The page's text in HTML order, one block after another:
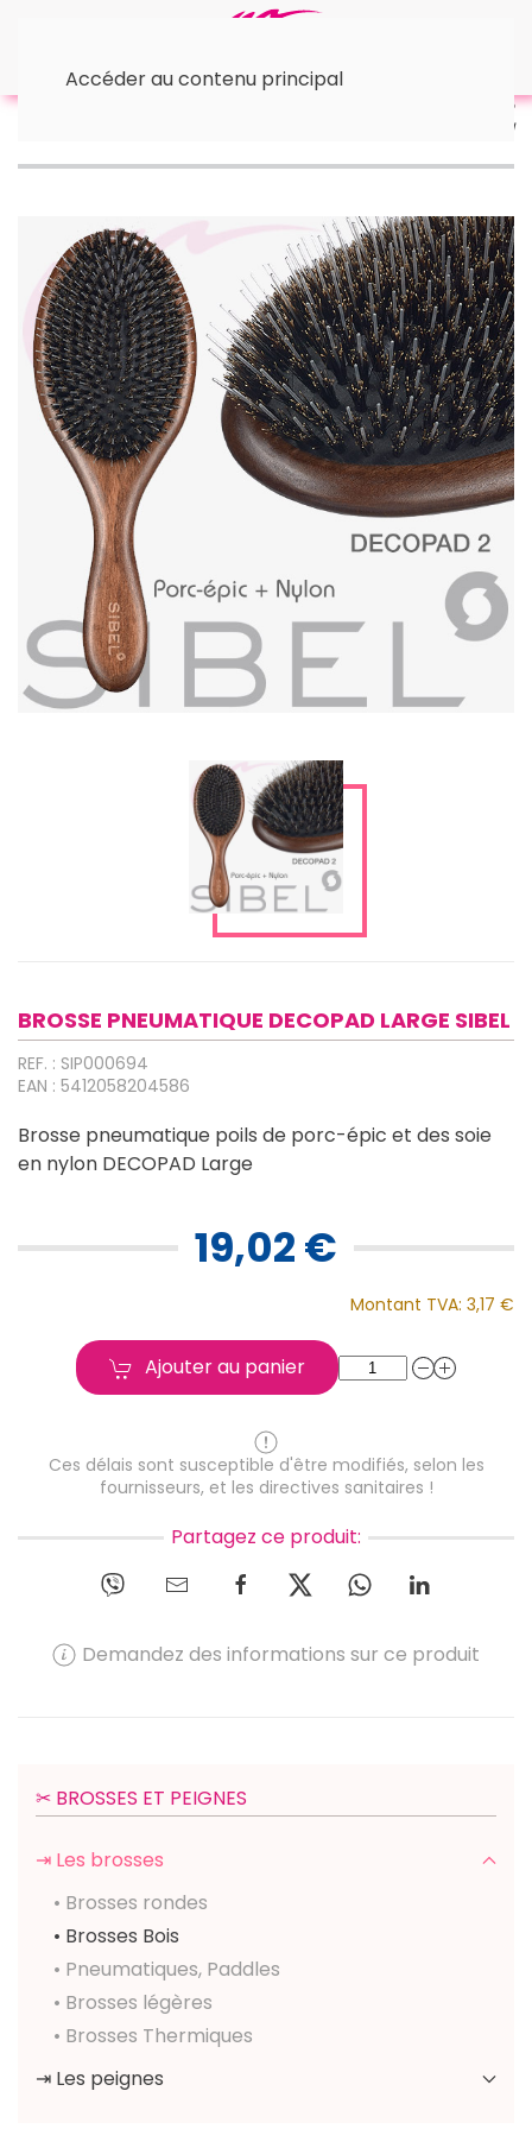
Accéder au contenu principal
BROSSE PNEUMATIQUE DECOPAD LARGE SIBEL
REF. : SIP000694
EAN : 5412058204586
Brosse pneumatique poils de porc-épic et des soie
en nylon DECOPAD Large
19,02 €
Montant TVA: 3,17 €
Ajouter au panier
Ces délais sont susceptible d'être modifiés, selon les
fournisseurs, et les directives sanitaires !
Partagez ce produit:
Demandez des informations sur ce produit
✂︎ BROSSES ET PEIGNES
⇥ Les brosses
• Brosses rondes
• Brosses Bois
• Pneumatiques, Paddles
• Brosses légères
• Brosses Thermiques
⇥ Les peignes